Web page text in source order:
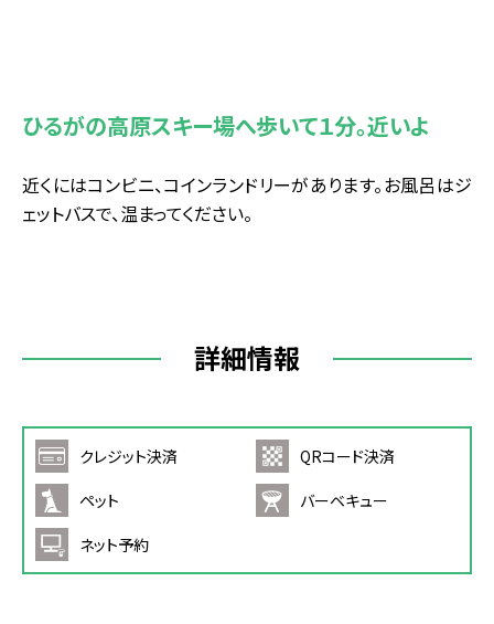
ひるがの高原スキー場へ歩いて１分。近いよ
近くにはコンビニ、コインランドリーがあります。お風呂はジ
ェットバスで、温まってください。
詳細情報
クレジット決済
QRコード決済
ペット
バーベキュー
ネット予約